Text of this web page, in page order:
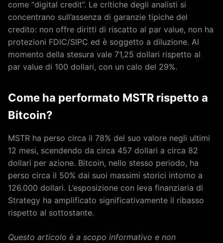
come “digital credit”. Le critiche degli analisti si
concentrano sull’assenza di garanzie tipiche del
credito: non offre diritti di riscatto al par value, non ha
protezioni FDIC/SIPC ed è soggetto a diluzione. Al
momento della stesura vale 71,25 dollari rispetto al
par value di 100 dollari, con un calo del 29%.
Come ha performato MSTR rispetto a
Bitcoin?
MSTR ha perso circa il 78% del suo valore negli ultimi
12 mesi, scendendo da circa 457 dollari a circa 82
dollari per azione. Bitcoin, nello stesso periodo, ha
perso circa il 50% dai suoi massimi storici intorno a
126.000 dollari. L’esposizione con leva finanziaria di
Strategy ha amplificato significativamente il ribasso
rispetto al sottostante.
Questo articolo è a scopo informativo e non